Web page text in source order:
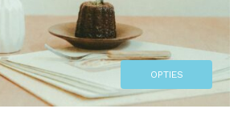
OPTIES
SELECTEREN